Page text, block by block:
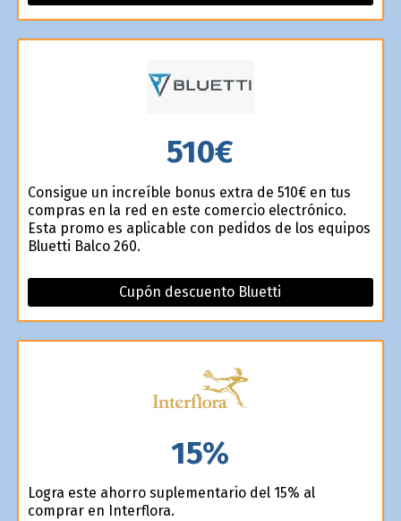
510€
Consigue un increíble bonus extra de 510€ en tus
compras en la red en este comercio electrónico.
Esta promo es aplicable con pedidos de los equipos
Bluetti Balco 260.
Cupón descuento Bluetti
15%
Logra este ahorro suplementario del 15% al
comprar en Interflora.